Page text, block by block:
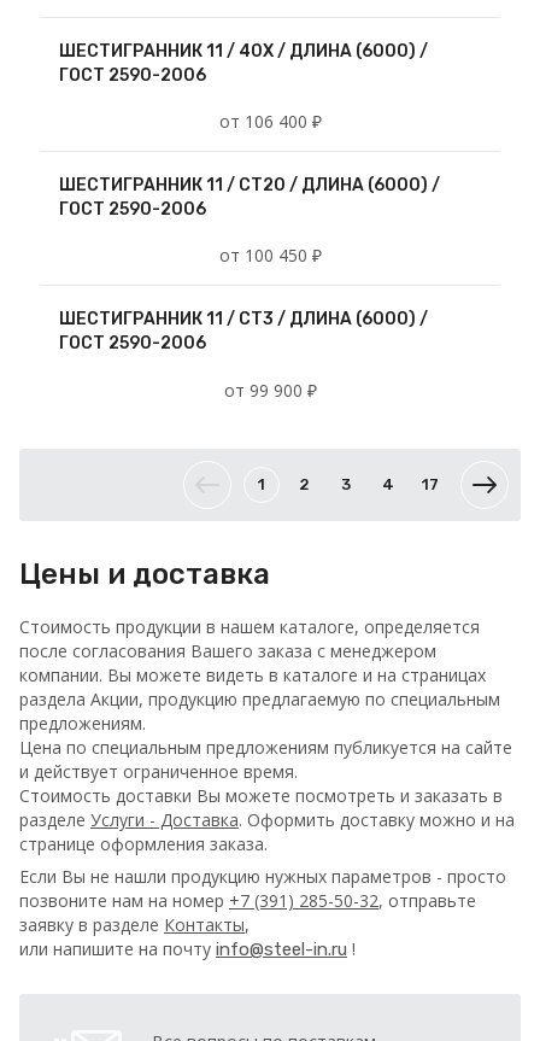
ШЕСТИГРАННИК 11 / 40Х / ДЛИНА (6000) /
ГОСТ 2590-2006
от 106 400 ₽
ШЕСТИГРАННИК 11 / СТ20 / ДЛИНА (6000) /
ГОСТ 2590-2006
от 100 450 ₽
ШЕСТИГРАННИК 11 / СТ3 / ДЛИНА (6000) /
ГОСТ 2590-2006
от 99 900 ₽
1 2 3 4 17
Цены и доставка
Стоимость продукции в нашем каталоге, определяется
после согласования Вашего заказа с менеджером
компании. Вы можете видеть в каталоге и на страницах
раздела Акции, продукцию предлагаемую по специальным
предложениям.
Цена по специальным предложениям публикуется на сайте
и действует ограниченное время.
Стоимость доставки Вы можете посмотреть и заказать в
разделе Услуги - Доставка. Оформить доставку можно и на
странице оформления заказа.
Если Вы не нашли продукцию нужных параметров - просто
позвоните нам на номер +7 (391) 285-50-32, отправьте
заявку в разделе Контакты,
или напишите на почту info@steel-in.ru !